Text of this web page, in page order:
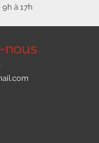
à 17h
nous